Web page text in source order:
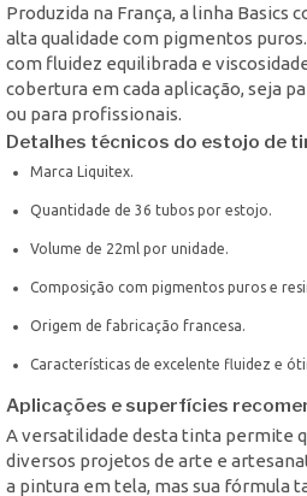
Produzida na França, a linha Basics
alta qualidade com pigmentos
com fluidez equilibrada e
cobertura em cada aplicação, seja
ou para profissionais.
Detalhes técnicos do estojo de
Marca Liquitex.
Quantidade de 36 tubos por estojo.
Volume de 22ml por unidade.
Composição com pigmentos puros e
Origem de fabricação francesa.
Características de excelente fluidez e
Aplicações e superfícies
A versatilidade desta tinta permite
diversos projetos de arte e
a pintura em tela, mas sua fórmula